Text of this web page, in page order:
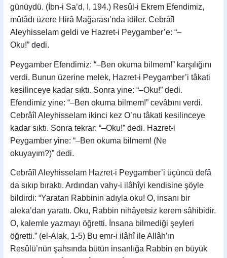
günüydü. (İbn-i Sa’d, I, 194.) Resûl-i Ekrem Efendimiz,
mûtâdı üzere Hirâ Mağarası’nda idiler. Cebrâîl
Aleyhisselam geldi ve Hazret-i Peygamber’e: “–
Oku!” dedi.
Peygamber Efendimiz: “–Ben okuma bilmem!” karşılığını
verdi. Bunun üzerine melek, Hazret-i Peygamber’i tâkati
kesi­linceye kadar sıktı. Sonra yine: “–Oku!” dedi.
Efendimiz yine: “–Ben okuma bilmem!” cevâbını verdi.
Cebrâîl Aleyhisselam ikinci kez O’nu tâkati kesilinceye
kadar sıktı. Sonra tekrar: “–Oku!” dedi. Hazret-i
Peygamber yine: “–Ben okuma bilmem! (Ne
okuyayım?)” dedi.
Cebrâîl Aleyhisselam Hazret-i Peygamber’i üçüncü defâ
da sıkıp bıraktı. Ardından vahy-i ilâhîyi kendisine şöyle
bildirdi: “Yaratan Rabbinin adıyla oku! O, insanı bir
aleka’dan yarattı. Oku, Rabbin nihâyetsiz kerem sâhibidir.
O, kalemle yazmayı öğretti. İnsana bilmediği şeyleri
öğretti.” (el-Alak, 1-5) Bu emr-i ilâhî ile Allâh’ın
Resûlü’nün şahsında bütün insanlığa Rabbin en büyük